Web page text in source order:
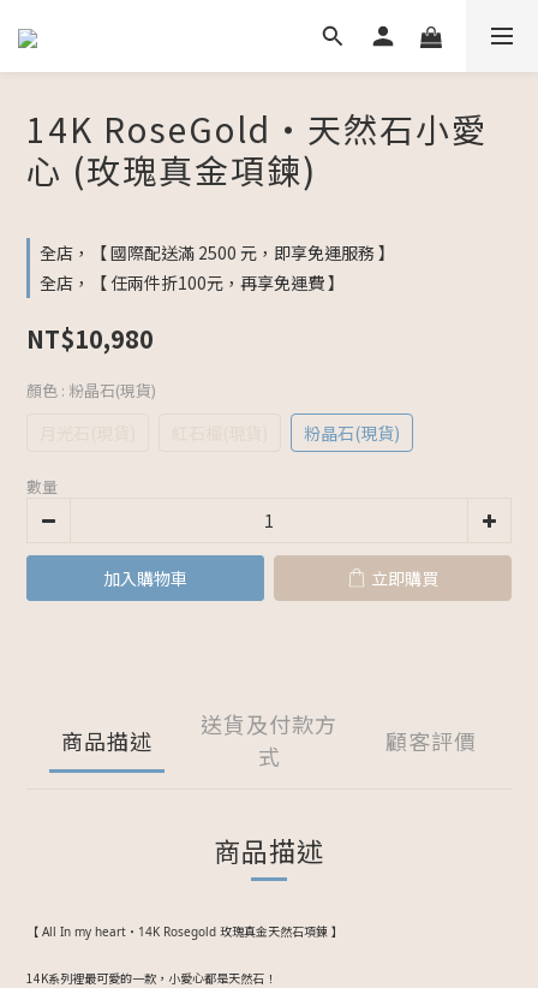
14K RoseGold・天然石小愛
心 (玫瑰真金項鍊)
全店，【 國際配送滿 2500 元，即享免運服務 】
全店，【 任兩件折100元，再享免運費 】
NT$10,980
顏色 : 粉晶石(現貨)
粉晶石(現貨)
數量
加入購物車 立即購買
商品描述
送貨及付款方
式
顧客評價
商品描述
【 All In my heart・14K Rosegold 玫瑰真金天然石項鍊 】
14K系列裡最可愛的一款，小愛心都是天然石！